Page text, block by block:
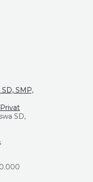
Privat
SD,